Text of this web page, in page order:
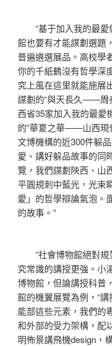
“基于加入我的最愛
館也要有才能謀劃選題
普遍遴選展品。高校學
你的千紙鶴沒有哲學深
究上風在這里就能施展
謀劃的“與天長久——周
西省35家加入我的最愛
的“華夏之華——山西現
文博機構的近300件躲
愛、講好躲品故事的同
覽，我們謀劃陜西、山
平圓規刺中藍光，光束
愛」的哲學辯論氣泡。
的故事。”
“社會博物館絕對規
究常識的講授更強。小
博物館，但論講授科普
館的機翼展覽為例，“
能部這些元素，我們的
和外部的受力架構，配
明佈景講飛機design，